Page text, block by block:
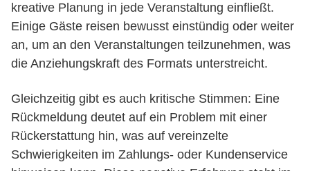
kreative Planung in jede Veranstaltung einfließt.
Einige Gäste reisen bewusst einstündig oder weiter
an, um an den Veranstaltungen teilzunehmen, was
die Anziehungskraft des Formats unterstreicht.
Gleichzeitig gibt es auch kritische Stimmen: Eine
Rückmeldung deutet auf ein Problem mit einer
Rückerstattung hin, was auf vereinzelte
Schwierigkeiten im Zahlungs- oder Kundenservice